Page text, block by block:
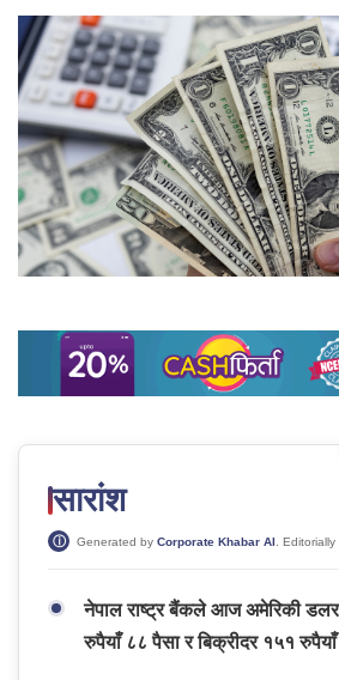
सारांश
Generated by Corporate Khabar AI .
नेपाल राष्ट्र बैंकले आज अमेरिकी
रुपैयाँ ८८ पैसा र बिक्रीदर १५१